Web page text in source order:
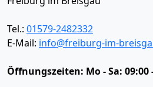
Tel.: 01579-2482332
E-Mail: info@freiburg-im-
Öffnungszeiten: Mo - Sa: